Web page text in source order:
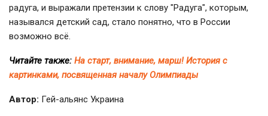
радуга, и выражали претензии к слову "Радуга", которым,
назывался детский сад, стало понятно, что в России
возможно всё.
Читайте также: На старт, внимание, марш! История с
картинками, посвященная началу Олимпиады
Автор: Гей-альянс Украина